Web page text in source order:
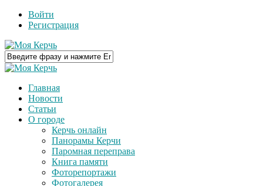
Войти
Регистрация
Главная
Новости
Статьи
О городе
Керчь онлайн
Панорамы Керчи
Паромная переправа
Книга памяти
Фоторепортажи
Фотогалерея